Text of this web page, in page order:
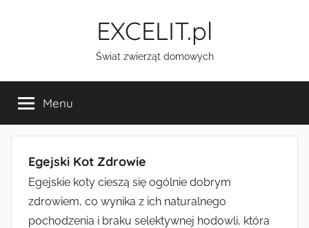
EXCELIT.pl
Świat zwierząt domowych
Menu
Egejski Kot Zdrowie
Egejskie koty cieszą się ogólnie dobrym
zdrowiem, co wynika z ich naturalnego
pochodzenia i braku selektywnej hodowli, która